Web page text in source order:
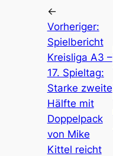
←
Vorheriger:
Spielbericht
Kreisliga A3 –
17. Spieltag:
Starke zweite
Hälfte mit
Doppelpack
von Mike
Kittel reicht